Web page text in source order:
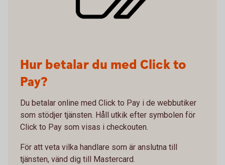
Hur betalar du med Click to
Pay?
Du betalar online med Click to Pay i de webbutiker
som stödjer tjänsten. Håll utkik efter symbolen för
Click to Pay som visas i checkouten.
För att veta vilka handlare som är anslutna till
tjänsten, vänd dig till Mastercard.